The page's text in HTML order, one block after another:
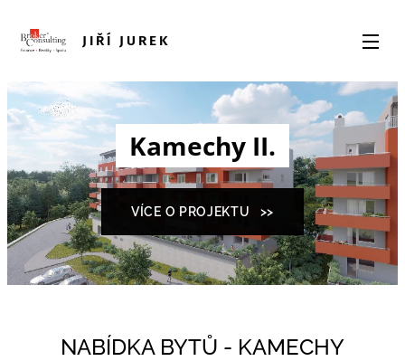
JIŘÍ JUREK
Kamechy II.
VÍCE O PROJEKTU >>
NABÍDKA BYTŮ - KAMECHY